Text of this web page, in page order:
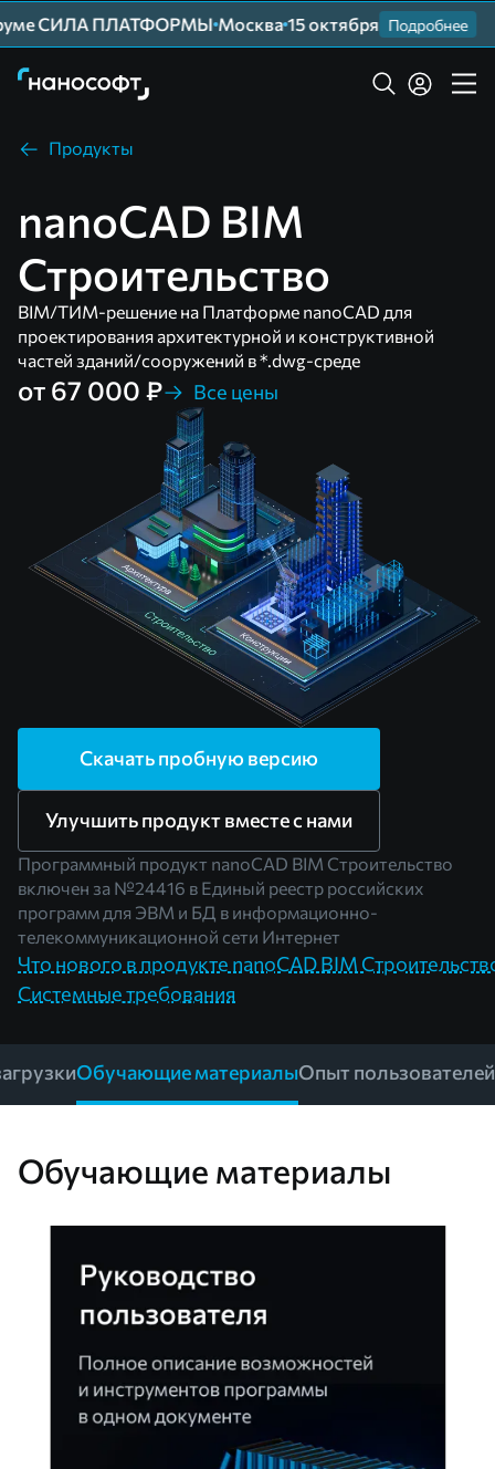
СИЛА ПЛАТФОРМЫ Москва 15 октября Подробнее
Продукты
nanoCAD BIM
Строительство
BIM/ТИМ-решение на Платформе nanoCAD для
проектирования архитектурной и конструктивной
частей зданий/сооружений в *.dwg-среде
от 67 000 ₽ Все цены
Скачать пробную версию
Улучшить продукт вместе с нами
Программный продукт nanoCAD BIM Строительство
включен за №24416 в Единый реестр российских
программ для ЭВМ и БД в информационно-
телекоммуникационной сети Интернет
Что нового в продукте nanoCAD BIM
Системные требования
Обучающие материалыОпыт пользователей
Обучающие материалы